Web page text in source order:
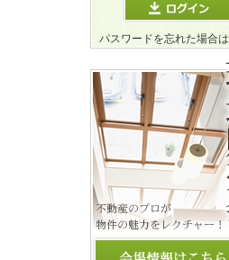
パスワードを忘れた場合は